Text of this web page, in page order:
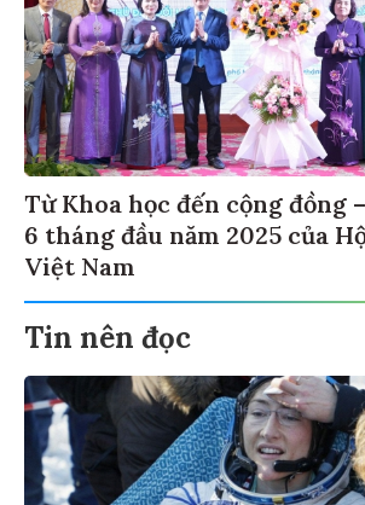
Từ Khoa học đến cộng đồng
6 tháng đầu năm 2025 của
Việt Nam
Tin nên đọc